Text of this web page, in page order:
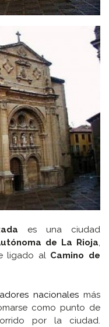
es una ciudad
de La Rioja,
ligado al Camino de
nacionalesmás
como punto de
por la ciudad.